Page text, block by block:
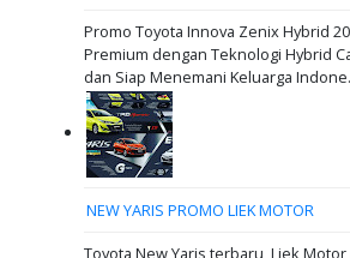
Promo Toyota Innova Zenix Hybrid
Premium dengan Teknologi Hybrid
dan Siap Menemani Keluarga
NEW YARIS PROMO LIEK MOTOR
Toyota New Yaris terbaru Liek